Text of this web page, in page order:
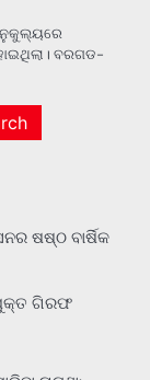
ବରଗଡ-
ଷଷ୍ଠ ବାର୍ଷିକ
ଗିରଫ